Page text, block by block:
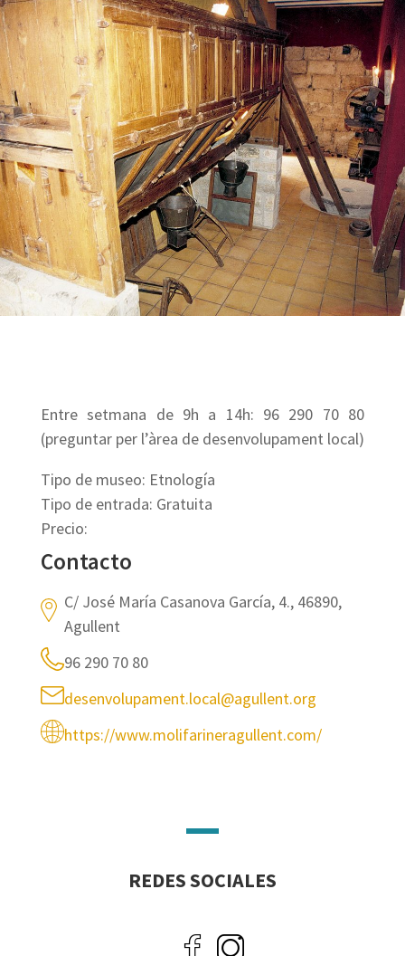
Entre setmana de 9h a 14h: 96 290 70 80
(preguntar per l’àrea de desenvolupament local)
Tipo de museo: Etnología
Tipo de entrada: Gratuita
Precio:
Contacto
C/ José María Casanova García, 4., 46890,
Agullent
96 290 70 80
desenvolupament.local@agullent.org
https://www.molifarineragullent.com/
REDES SOCIALES